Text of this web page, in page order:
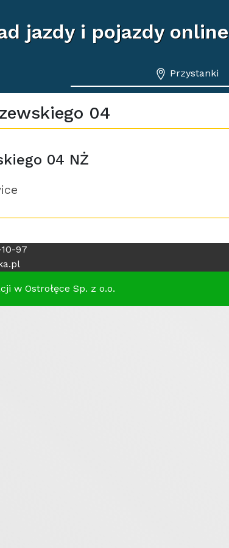
jazdy i pojazdy online
Przystanki
04
04 NŻ
97
w Ostrołęce Sp. z o.o.